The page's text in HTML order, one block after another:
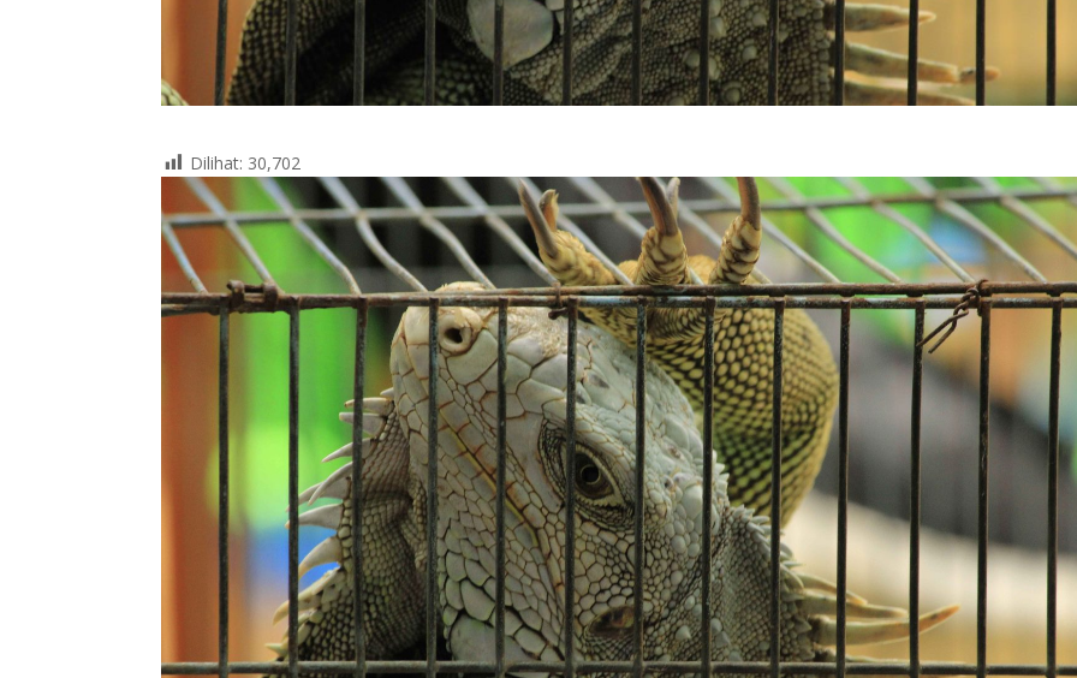
Dilihat: 30,702